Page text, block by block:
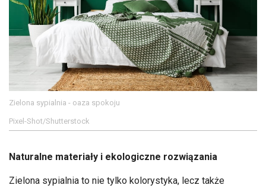
Zielona sypialnia - oaza spokoju
Pixel-Shot/Shutterstock
Naturalne materiały i ekologiczne rozwiązania
Zielona sypialnia to nie tylko kolorystyka, lecz także